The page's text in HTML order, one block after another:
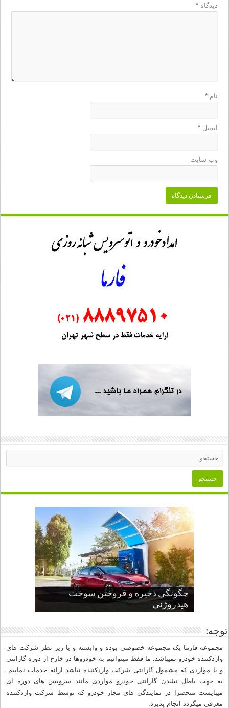
دیدگاه*
نام*
ایمیل*
وب‌ سایت
چگونگی ذخیره و فروختن سوخت
هیدروژنی
قدرتمندترین ماسل کارها یا خودروهای
عضلانی امریکایی
چرا نمک باعث خوردگی خودرو می شود؟
پنج کابین جذاب سال های اخیر صنعت
خودروسازی
از صفر تا صد طراحی خودرو قسمت
سوم
توجه:
مجموعه فارما یک مجموعه خصوصی بوده و وابسته و یا زیر نظر شرکت های
واردکننده خودرو نمیباشد. ما فقط میتوانیم به خودروها در خارج از دوره گارانتی
و یا مواردی که مشمول گارانتی شرکت واردکننده نباشد ارائه خدمات نماییم.
به جهت باطل نشدن گارانتی خودرو مواردی مانند سرویس های دوره ای
میبایست منحصرا در نمایندگی های مجاز خودرو که توسط شرکت واردکننده
معرفی میگردد انجام پذیرد.